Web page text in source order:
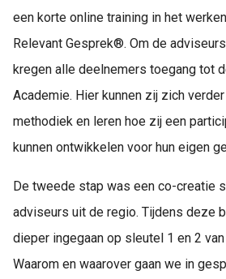
een korte online training in het
Relevant Gesprek®. Om de
kregen alle deelnemers toegang tot
Academie. Hier kunnen zij zich
methodiek en leren hoe zij een
kunnen ontwikkelen voor hun eigen
De tweede stap was een co-creatie
adviseurs uit de regio. Tijdens deze
dieper ingegaan op sleutel 1 en 2
Waarom en waarover gaan we in